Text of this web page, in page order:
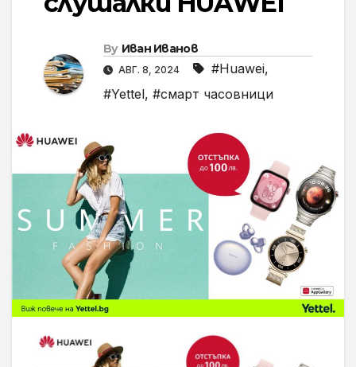
By Иван Иванов
АВГ. 8, 2024 #Huawei,
#Yettel, #смарт часовници